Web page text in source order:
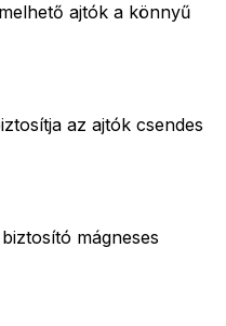
ajtók a könnyű
az ajtók csendes
mágneses